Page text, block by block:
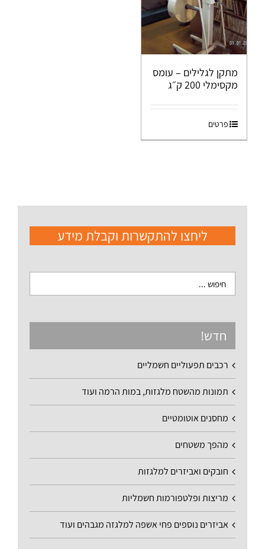
מתקן לגלילים – עומס
מקסימלי 200 ק״ג
פרטים
ליחצו להתקשרות וקבלת מידע
חדש!
רכבים תפעוליים חשמליים
תמונות מהשטח מלגזות, במות הרמה ועוד
מחסנים אוטומטיים
מהפך משטחים
חובקים ואביזרים למלגזות
מריצות ופלטפורמות חשמליות
אביזרים נוספים פחי אשפה למלגזה מגבהים ועוד